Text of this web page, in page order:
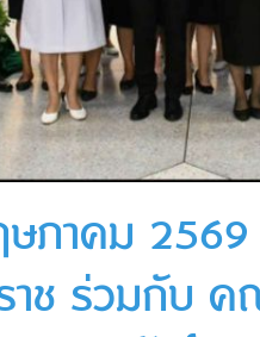
าคม 2569
าช ร่วมกับ